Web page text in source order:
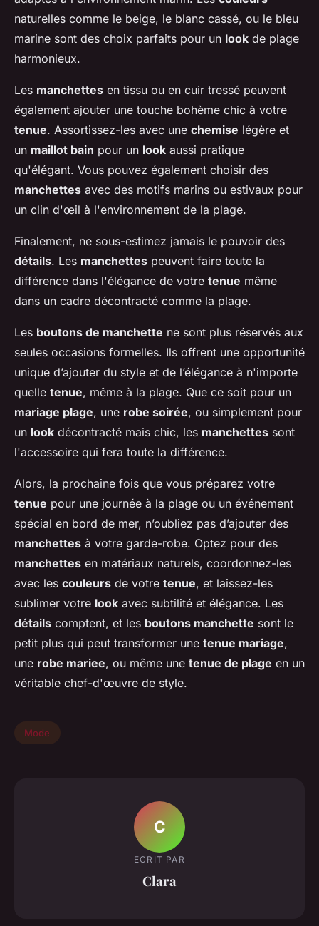
naturelles comme le beige, le blanc cassé, ou le bleu
marine sont des choix parfaits pour un look de plage
harmonieux.
Les manchettes en tissu ou en cuir tressé peuvent
également ajouter une touche bohème chic à votre
tenue. Assortissez-les avec une chemise légère et
un maillot bain pour un look aussi pratique
qu'élégant. Vous pouvez également choisir des
manchettes avec des motifs marins ou estivaux pour
un clin d'œil à l'environnement de la plage.
Finalement, ne sous-estimez jamais le pouvoir des
détails. Les manchettes peuvent faire toute la
différence dans l'élégance de votre tenue même
dans un cadre décontracté comme la plage.
Les boutons de manchette ne sont plus réservés aux
seules occasions formelles. Ils offrent une opportunité
unique d’ajouter du style et de l’élégance à n'importe
quelle tenue, même à la plage. Que ce soit pour un
mariage plage, une robe soirée, ou simplement pour
un look décontracté mais chic, les manchettes sont
l'accessoire qui fera toute la différence.
Alors, la prochaine fois que vous préparez votre
tenue pour une journée à la plage ou un événement
spécial en bord de mer, n’oubliez pas d’ajouter des
manchettes à votre garde-robe. Optez pour des
manchettes en matériaux naturels, coordonnez-les
avec les couleurs de votre tenue, et laissez-les
sublimer votre look avec subtilité et élégance. Les
détails comptent, et les boutons manchette sont le
petit plus qui peut transformer une tenue mariage,
une robe mariee, ou même une tenue de plage en un
véritable chef-d'œuvre de style.
Mode
C
ECRIT PAR
Clara